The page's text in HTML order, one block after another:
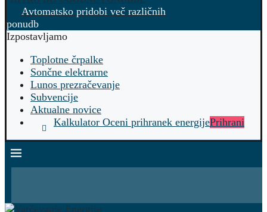
Avtomatsko pridobi več različnih
ponudb
Izpostavljamo
Toplotne črpalke
Sončne elektrarne
Lunos prezračevanje
Subvencije
Aktualne novice
Kalkulator Oceni prihranek energijePrihrani